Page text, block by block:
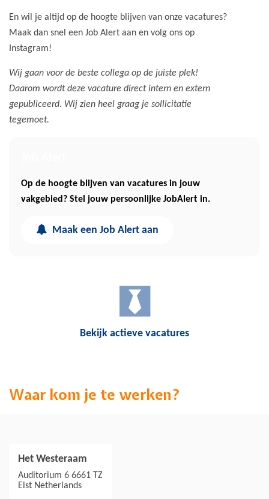
En wil je altijd op de hoogte blijven van onze vacatures?
Maak dan snel een Job Alert aan en volg ons op
Instagram!
Wij gaan voor de beste collega op de juiste plek!
Daarom wordt deze vacature direct intern en extern
gepubliceerd. Wij zien heel graag je sollicitatie
tegemoet.
Op de hoogte blijven van vacatures in jouw
vakgebied? Stel jouw persoonlijke JobAlert in.
Maak een Job Alert aan
Bekijk actieve vacatures
Waar kom je te werken?
Het Westeraam
Auditorium 6 6661 TZ
Elst Netherlands